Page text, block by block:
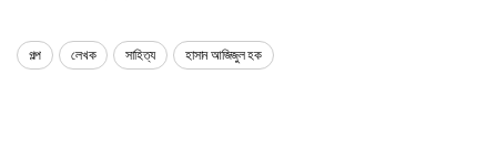
গল্প লেখক সাহিত্য হাসান আজিজুল হক